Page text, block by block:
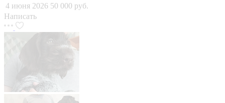
4 июня 2026 50 000 руб.
Написать